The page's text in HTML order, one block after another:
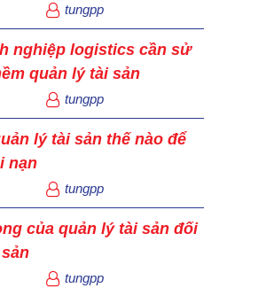
tungpp
nghiệp logistics cần sử
quản lý tài sản
tungpp
lý tài sản thế nào để
nạn
tungpp
của quản lý tài sản đối
tungpp